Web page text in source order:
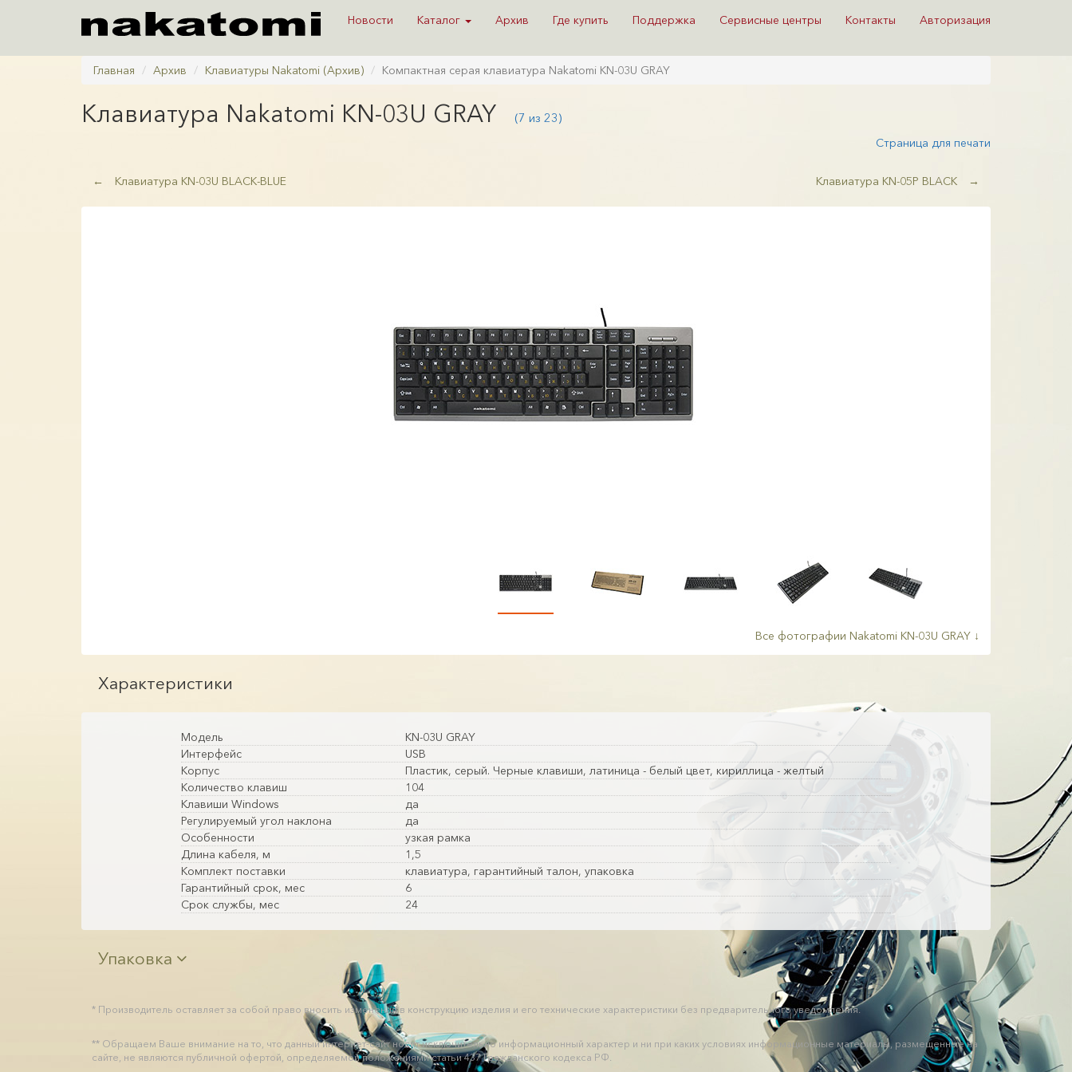
Новости Каталог Архив Где купить Поддержка Сервисные центры Контакты Авторизация
Главная Архив Клавиатуры Nakatomi (Архив) Компактная серая клавиатура Nakatomi KN-03U GRAY
Клавиатура Nakatomi KN-03U GRAY (7 из 23)
Страница для печати
← Клавиатура KN-03U BLACK-BLUE Клавиатура KN-05P BLACK →
Все фотографии Nakatomi KN-03U GRAY ↓
Характеристики
Модель
KN-03U GRAY
Интерфейс
USB
Корпус
Пластик, серый. Черные клавиши, латиница - белый цвет, кириллица - желтый
Количество клавиш
104
Клавиши Windows
да
Регулируемый угол наклона
да
Особенности
узкая рамка
Длина кабеля, м
1,5
Комплект поставки
клавиатура, гарантийный талон, упаковка
Гарантийный срок, мес
6
Срок службы, мес
24
Упаковка
* Производитель оставляет за собой право вносить изменения в конструкцию изделия и его технические характеристики без предварительного уведомления.
** Обращаем Ваше внимание на то, что данный интернет-сайт носит исключительно информационный характер и ни при каких условиях информационные материалы, размещенные на
сайте, не являются публичной офертой, определяемой положениями статьи 437 Гражданского кодекса РФ.